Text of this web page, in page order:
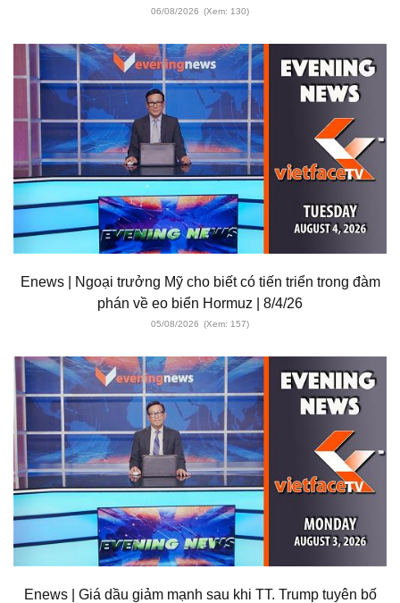
06/08/2026 (Xem: 130)
Enews | Ngoại trưởng Mỹ cho biết có tiến triển trong đàm
phán về eo biển Hormuz | 8/4/26
05/08/2026 (Xem: 157)
Enews | Giá dầu giảm mạnh sau khi TT. Trump tuyên bố